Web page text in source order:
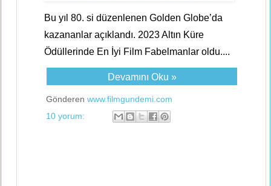
Bu yıl 80. si düzenlenen Golden Globe’da
kazananlar açıklandı. 2023 Altın Küre
Ödüllerinde En İyi Film Fabelmanlar oldu....
Devamını Oku »
Gönderen www.filmgundemi.com
10 yorum: